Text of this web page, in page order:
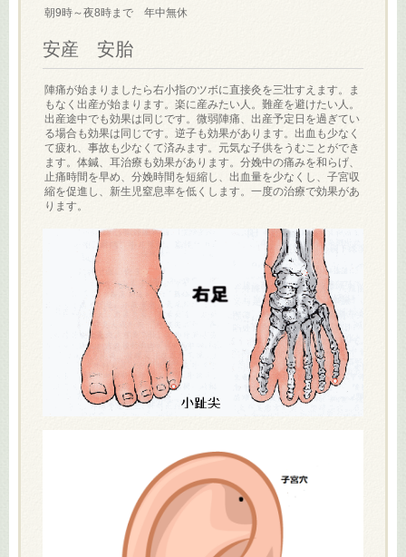
朝9時～夜8時まで 年中無休
安産 安胎
陣痛が始まりましたら右小指のツボに直接灸を三壮すえます。ま
もなく出産が始まります。楽に産みたい人。難産を避けたい人。
出産途中でも効果は同じです。微弱陣痛、出産予定日を過ぎてい
る場合も効果は同じです。逆子も効果があります。出血も少なく
て疲れ、事故も少なくて済みます。元気な子供をうむことができ
ます。体鍼、耳治療も効果があります。分娩中の痛みを和らげ、
止痛時間を早め、分娩時間を短縮し、出血量を少なくし、子宮収
縮を促進し、新生児窒息率を低くします。一度の治療で効果があ
ります。